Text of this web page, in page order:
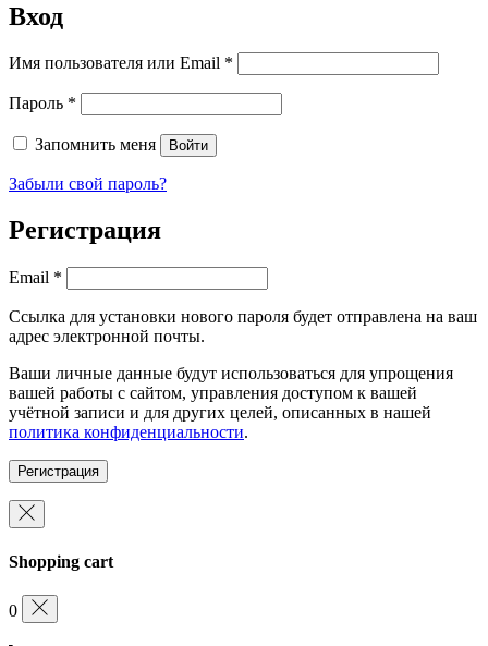
Вход
Имя пользователя или Email *
Пароль *
Запомнить меня Войти
Забыли свой пароль?
Регистрация
Email *
Ссылка для установки нового пароля будет отправлена ​​на ваш
адрес электронной почты.
Ваши личные данные будут использоваться для упрощения
вашей работы с сайтом, управления доступом к вашей
учётной записи и для других целей, описанных в нашей
политика конфиденциальности.
Регистрация
Shopping cart
0